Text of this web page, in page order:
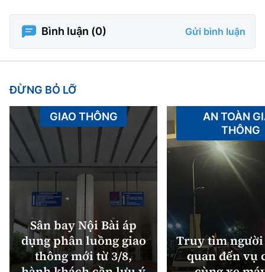
Bình luận (0) Gửi bình luận
ĐỪNG BỎ LỠ
Sân bay Nội Bài áp
dụng phân luồng giao
thông mới từ 3/8,
GIAO THÔNG
Truy tìm
quan đến vụ
AN TOÀN
THÔNG